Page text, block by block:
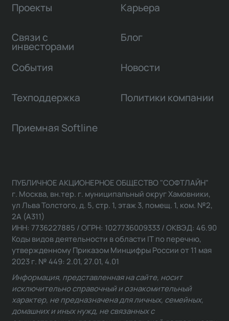
Проекты
Связи с
инвесторами
Карьера
Блог
События Новости
Техподдержка Политики компании
Приемная Softline
ПУБЛИЧНОЕ АКЦИОНЕРНОЕ ОБЩЕСТВО "СОФТЛАЙН"
г. Москва, вн.тер. г. муниципальный округ Хамовники,
ул Льва Толстого, д. 5, стр. 1, этаж 3, помещ. 1, ком. №2,
2А (А311)
ИНН: 7736227885 / ОГРН: 1027736009333 / ОКВЭД: 46.90
Коды видов деятельности в области IT по перечню,
утвержденному Приказом Минцифры России от 11 мая
2023 г. № 449: 2.01, 27.01, 4.01
Информация, представленная на сайте, носит
исключительно справочный и ознакомительный
характер, не предназначена для личных, семейных,
домашних и иных нужд, не связанных с